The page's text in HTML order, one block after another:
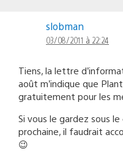
slobman
03/08/2011 à 22:24
Tiens, la lettre
août m’indique que
gratuitement pour les
Si vous le gardez sous
prochaine, il faudrait
😉